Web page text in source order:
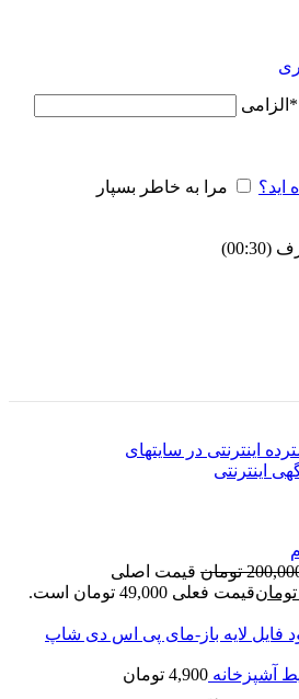
* الزامی
اید؟ مرا به خاطر بسپار
(00:
30
)
تومان قیمت اصلی
تومانقیمت فعلی 49,000 تومان است.
آشپزخانه 4,900 تومان